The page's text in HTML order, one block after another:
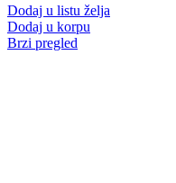
Dodaj u listu želja
Dodaj u korpu
Brzi pregled